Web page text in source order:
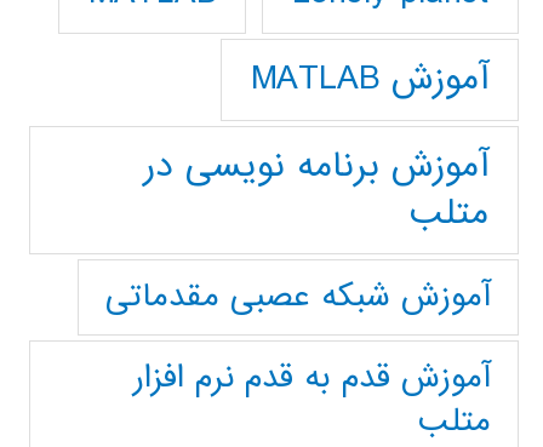
آموزش MATLAB
آموزش برنامه نویسی در
متلب
آموزش شبکه عصبی مقدماتی
آموزش قدم به قدم نرم افزار
متلب